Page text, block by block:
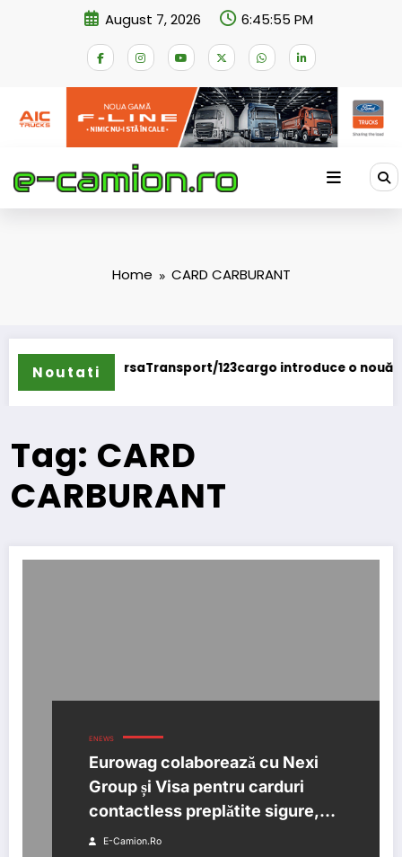
August 7, 2026 6:45:55 PM
Home CARD CARBURANT
Noutati123cargo introduce o nouă funcționalitate
Tag: CARD
CARBURANT
ENEWS
Eurowag colaborează cu Nexi
Group și Visa pentru carduri
contactless preplătite sigure,
pentru gestionarea flotei
E-Camion.ro